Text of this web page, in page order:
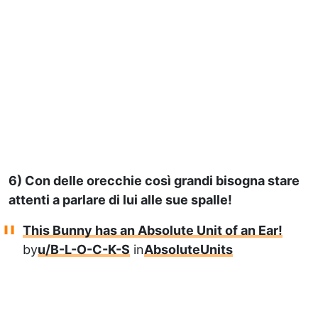
6) Con delle orecchie così grandi bisogna stare
attenti a parlare di lui alle sue spalle!
This Bunny has an Absolute Unit of an Ear!
byu/B-L-O-C-K-S inAbsoluteUnits